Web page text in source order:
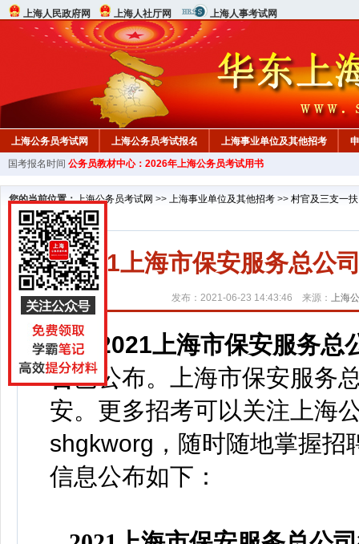
上海人民政府网 上海人社厅网 上海人事考试网
上海公务员考试网 上海公务员考试报名 上海事业单位及其他招考
行测真题 在线咨询 教材中心
国考报名时间 公务员教材中心：2026年上海公务员考试用书
您的当前位置：上海公务员考试网 >> 上海事业单位及其他招考 >> 村官及三支一扶
2021上海市保安服务总公
发布：2021-06-23 14:43:46 来源： 上海
2021上海市保安服务总公
告已公布。
上海市保安服务
安。更多招考可以关注上海
shgkworg， 随时随地掌握招
信息公布如下：